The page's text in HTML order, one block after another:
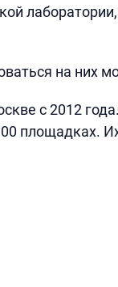
на них
с 2012
площадках.